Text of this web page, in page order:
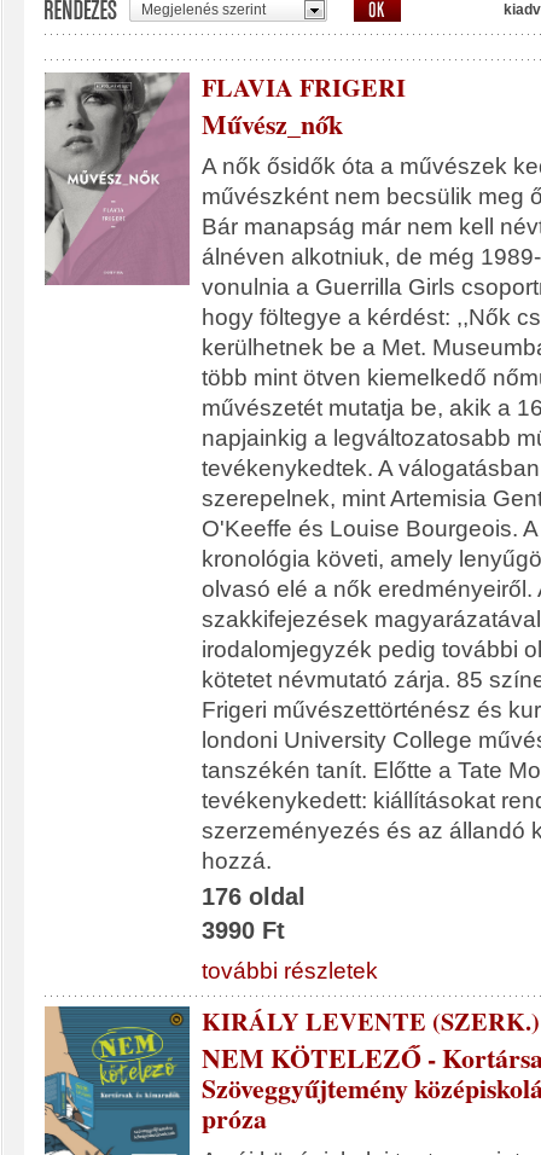
Megjelenés szerint
FLAVIA FRIGERI
Művész_nők
A nők ősidők óta a művészek
művészként nem becsülik meg
Bár manapság már nem kell
álnéven alkotniuk, de még
vonulnia a Guerrilla Girls
hogy föltegye a kérdést: ,,Nők
kerülhetnek be a Met.
több mint ötven kiemelkedő
művészetét mutatja be, akik a
napjainkig a legváltozatosabb
tevékenykedtek. A
szerepelnek, mint Artemisia
O'Keeffe és Louise Bourgeois.
kronológia követi, amely
olvasó elé a nők eredményeiről.
szakkifejezések
irodalomjegyzék pedig további
kötetet névmutató zárja. 85
Frigeri művészettörténész és
londoni University College
tanszékén tanít. Előtte a Tate
tevékenykedett: kiállításokat
szerzeményezés és az állandó
hozzá.
176 oldal
3990 Ft
további részletek
KIRÁLY LEVENTE (SZERK.)
NEM KÖTELEZŐ -
Szöveggyűjtemény
próza